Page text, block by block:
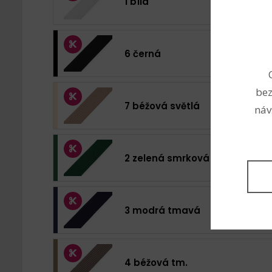
6 černá
7 béžová světlá
2 zelená smrková
3 modrá tmavá
4 béžová tm.